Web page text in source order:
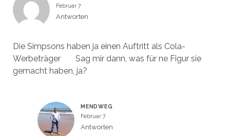
Februar 7
Antworten
Die Simpsons haben ja einen Auftritt als Cola-
Werbeträger
Sag mir dann, was für ne Figur sie
gemacht haben, ja?
MENDWEG
Februar 7
Antworten